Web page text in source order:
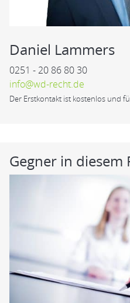
Daniel Lammers
0251 - 20 86 80 30
info@wd-recht.de
Der Erstkontakt ist kostenlos und
Gegner in diesem